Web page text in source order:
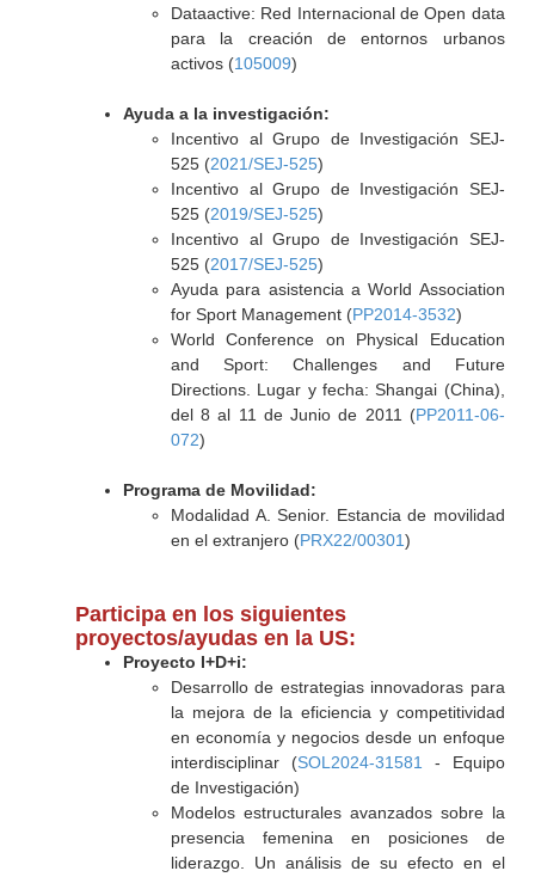
Dataactive: Red Internacional de Open data
para la creación de entornos urbanos
activos (105009)
Ayuda a la investigación:
Incentivo al Grupo de Investigación SEJ-
525 (2021/SEJ-525)
Incentivo al Grupo de Investigación SEJ-
525 (2019/SEJ-525)
Incentivo al Grupo de Investigación SEJ-
525 (2017/SEJ-525)
Ayuda para asistencia a World Association
for Sport Management (PP2014-3532)
World Conference on Physical Education
and Sport: Challenges and Future
Directions. Lugar y fecha: Shangai (China),
del 8 al 11 de Junio de 2011 (PP2011-06-
072)
Programa de Movilidad:
Modalidad A. Senior. Estancia de movilidad
en el extranjero (PRX22/00301)
Participa en los siguientes
proyectos/ayudas en la US:
Proyecto I+D+i:
Desarrollo de estrategias innovadoras para
la mejora de la eficiencia y competitividad
en economía y negocios desde un enfoque
interdisciplinar (SOL2024-31581
- Equipo
de Investigación)
Modelos estructurales avanzados sobre la
presencia femenina en posiciones de
liderazgo. Un análisis de su efecto en el